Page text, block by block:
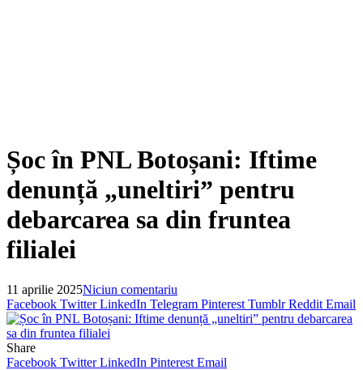
Șoc în PNL Botoșani: Iftime
denunță „uneltiri” pentru
debarcarea sa din fruntea
filialei
11 aprilie 2025Niciun comentariu
Facebook Twitter LinkedIn Telegram Pinterest Tumblr Reddit Email
Share
Facebook Twitter LinkedIn Pinterest Email